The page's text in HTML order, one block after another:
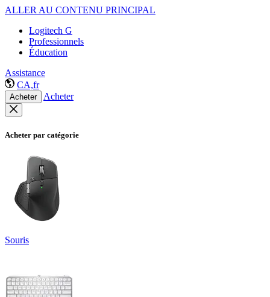
ALLER AU CONTENU PRINCIPAL
Logitech G
Professionnels
Éducation
Assistance
CA,fr
Acheter Acheter
Acheter par catégorie
Souris